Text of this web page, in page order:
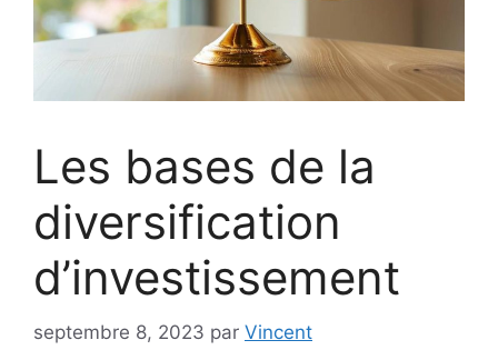
Les bases de la
diversification
d’investissement
septembre 8, 2023 par Vincent